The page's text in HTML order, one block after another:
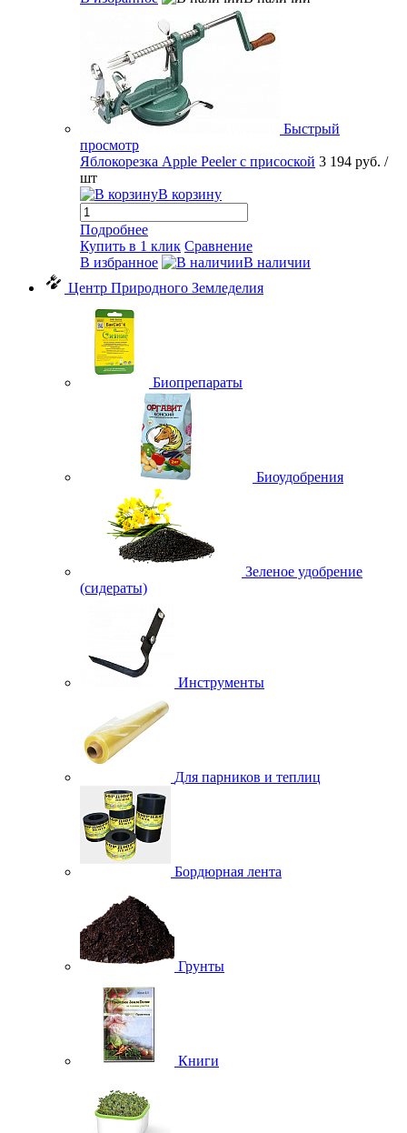
Быстрый
просмотр
Яблокорезка Apple Peeler с присоской 3 194 руб. /
шт
В корзину
Подробнее
Купить в 1 клик Сравнение
В избранное
В наличии
Центр Природного Земледелия
Биопрепараты
Биоудобрения
Зеленое удобрение
(сидераты)
Инструменты
Для парников и теплиц
Бордюрная лента
Грунты
Книги